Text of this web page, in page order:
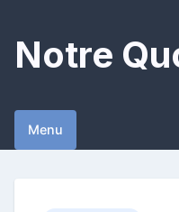
content
Notre
Menu